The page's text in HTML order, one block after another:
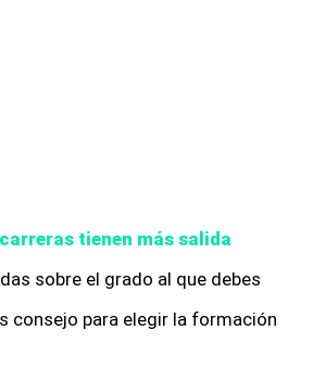
tienen más salida
sobre el grado al que debes
consejo para elegir la formación